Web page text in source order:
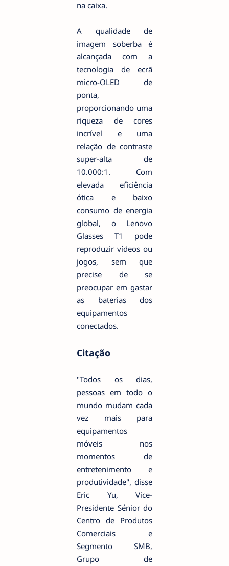
na caixa.
A qualidade de
imagem soberba é
alcançada com a
tecnologia de ecrã
micro-OLED de
ponta,
proporcionando uma
riqueza de cores
incrível e uma
relação de contraste
super-alta de
10.000:1. Com
elevada eficiência
ótica e baixo
consumo de energia
global, o Lenovo
Glasses T1 pode
reproduzir vídeos ou
jogos, sem que
precise de se
preocupar em gastar
as baterias dos
equipamentos
conectados.
Citação
"Todos os dias,
pessoas em todo o
mundo mudam cada
vez mais para
equipamentos
móveis nos
momentos de
entretenimento e
produtividade", disse
Eric Yu, Vice-
Presidente Sénior do
Centro de Produtos
Comerciais e
Segmento SMB,
Grupo de